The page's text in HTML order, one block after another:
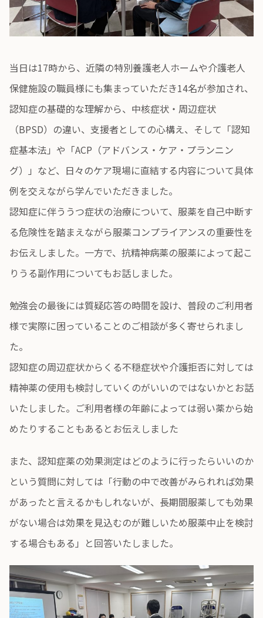
当日は17時から、近隣の特別養護老人ホームや介護老人
保健施設の職員様にも集まっていただき14名が参加され、
認知症の基礎的な理解から、中核症状・周辺症状
（BPSD）の違い、支援者としての心構え、そして「認知
症基本法」や「ACP（アドバンス・ケア・プランニン
グ）」など、日々のケア現場に直結する内容について具体
例を交えながら学んでいただきました。
認知症に伴ううつ症状の治療について、服薬を自己中断す
る危険性を踏まえながら服薬コンプライアンスの重要性を
お伝えしました。一方で、抗精神病薬の服薬によって起こ
りうる副作用についてもお話しました。
勉強会の最後には質疑応答の時間を設け、普段のご利用者
様で実際に困っていることのご相談が多く寄せられまし
た。
認知症の周辺症状からくる不穏症状や介護拒否に対しては
精神薬の使用も検討していくのがいいのではないかとお話
いたしました。ご利用者様の年齢によっては弱い薬から始
めたりすることもあるとお伝えしました
また、認知症薬の効果測定はどのように行ったらいいのか
という質問に対しては「行動の中で改善がみられれば効果
があったと言えるかもしれないが、長期間服薬しても効果
がない場合は効果を見込むのが難しいため服薬中止を検討
する場合もある」と回答いたしました。